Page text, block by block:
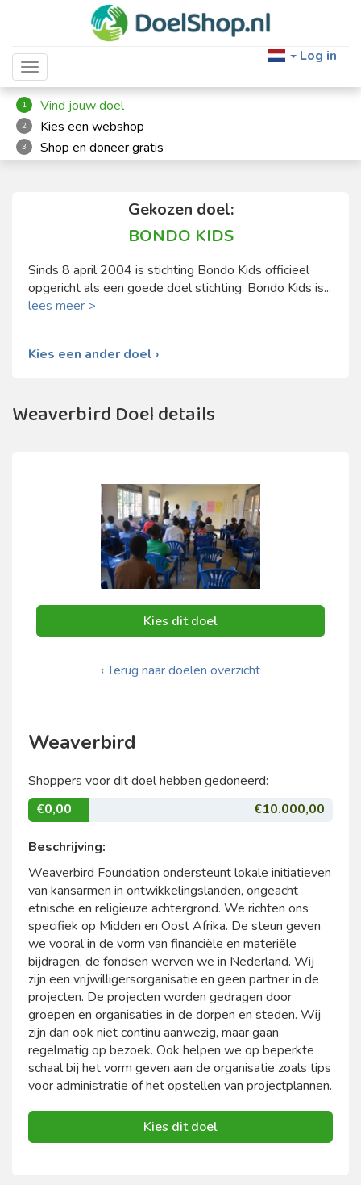
Toggle navigation
Log in
1 Vind jouw doel
2 Kies een webshop
3 Shop en doneer gratis
Gekozen doel:
BONDO KIDS
Sinds 8 april 2004 is stichting Bondo Kids officieel
opgericht als een goede doel stichting. Bondo Kids is...
lees meer >
Kies een ander doel ›
Weaverbird Doel details
Kies dit doel
‹ Terug naar doelen overzicht
Weaverbird
Shoppers voor dit doel hebben gedoneerd:
€0,00
€10.000,00
Beschrijving:
Weaverbird Foundation ondersteunt lokale initiatieven
van kansarmen in ontwikkelingslanden, ongeacht
etnische en religieuze achtergrond. We richten ons
specifiek op Midden en Oost Afrika. De steun geven
we vooral in de vorm van financiële en materiële
bijdragen, de fondsen werven we in Nederland. Wij
zijn een vrijwilligersorganisatie en geen partner in de
projecten. De projecten worden gedragen door
groepen en organisaties in de dorpen en steden. Wij
zijn dan ook niet continu aanwezig, maar gaan
regelmatig op bezoek. Ook helpen we op beperkte
schaal bij het vorm geven aan de organisatie zoals tips
voor administratie of het opstellen van projectplannen.
Kies dit doel